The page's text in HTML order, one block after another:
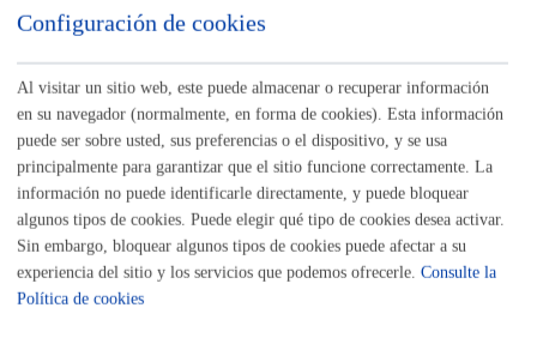
TELÉFONO
Ayuda-Subvención: Rehabilitación de viviendas y edificios
residenciales: 2-Subsanación
* Online con certificado electrónico
ONLINE
PRESENCIAL
TELÉFONO
Configuración de cookies
Al visitar un sitio web, este puede almacenar o recuperar información
en su navegador (normalmente, en forma de cookies). Esta información
puede ser sobre usted, sus preferencias o el dispositivo, y se usa
principalmente para garantizar que el sitio funcione correctamente. La
información no puede identificarle directamente, y puede bloquear
algunos tipos de cookies. Puede elegir qué tipo de cookies desea activar.
Sin embargo, bloquear algunos tipos de cookies puede afectar a su
experiencia del sitio y los servicios que podemos ofrecerle. Consulte la
Política de cookies